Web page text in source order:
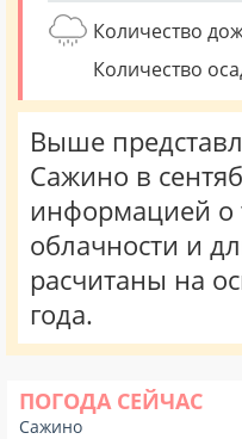
Количество
Количество
Выше
Сажино в
информацией о
облачности и
расчитаны на
года.
ПОГОДА СЕЙЧАС
Сажино